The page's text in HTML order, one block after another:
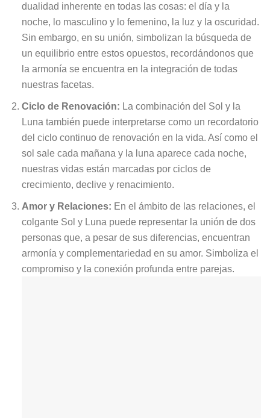
dualidad inherente en todas las cosas: el día y la
noche, lo masculino y lo femenino, la luz y la oscuridad.
Sin embargo, en su unión, simbolizan la búsqueda de
un equilibrio entre estos opuestos, recordándonos que
la armonía se encuentra en la integración de todas
nuestras facetas.
Ciclo de Renovación: La combinación del Sol y la
Luna también puede interpretarse como un recordatorio
del ciclo continuo de renovación en la vida. Así como el
sol sale cada mañana y la luna aparece cada noche,
nuestras vidas están marcadas por ciclos de
crecimiento, declive y renacimiento.
Amor y Relaciones: En el ámbito de las relaciones, el
colgante Sol y Luna puede representar la unión de dos
personas que, a pesar de sus diferencias, encuentran
armonía y complementariedad en su amor. Simboliza el
compromiso y la conexión profunda entre parejas.